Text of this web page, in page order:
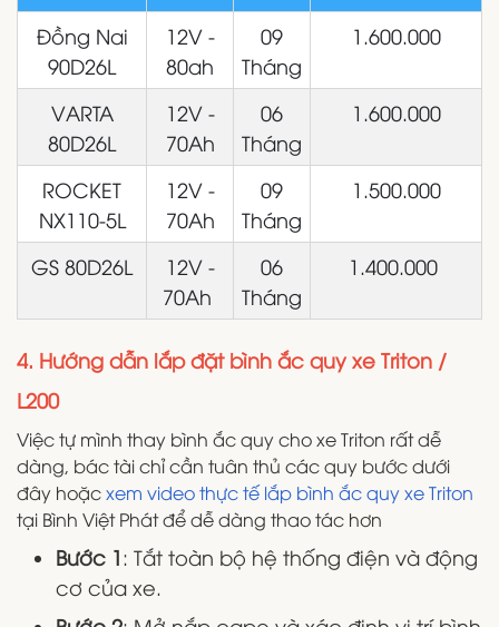
Đồng Nai
90D26L
12V -
80ah
09
Tháng
1.600.000
VARTA
80D26L
12V -
70Ah
06
Tháng
1.600.000
ROCKET
NX110-5L
12V -
70Ah
09
Tháng
1.500.000
GS 80D26L
12V -
70Ah
06
Tháng
1.400.000
4. Hướng dẫn lắp đặt bình ắc quy xe Triton /
L200
Việc tự mình thay bình ắc quy cho xe Triton rất dễ
dàng, bác tài chỉ cần tuân thủ các quy bước dưới
đây hoặcxem video thực tế lắp bình ắc quy xe Triton
tại Bình Việt Phát để dễ dàng thao tác hơn
Bước 1: Tắt toàn bộ hệ thống điện và động
cơ của xe.